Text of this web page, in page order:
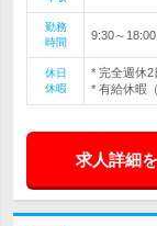
勤務
時間
9:30～
休日
休暇
* 完全週休2
* 有給休暇
求人詳細